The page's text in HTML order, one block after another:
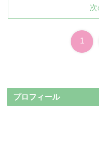
1
プロフィール